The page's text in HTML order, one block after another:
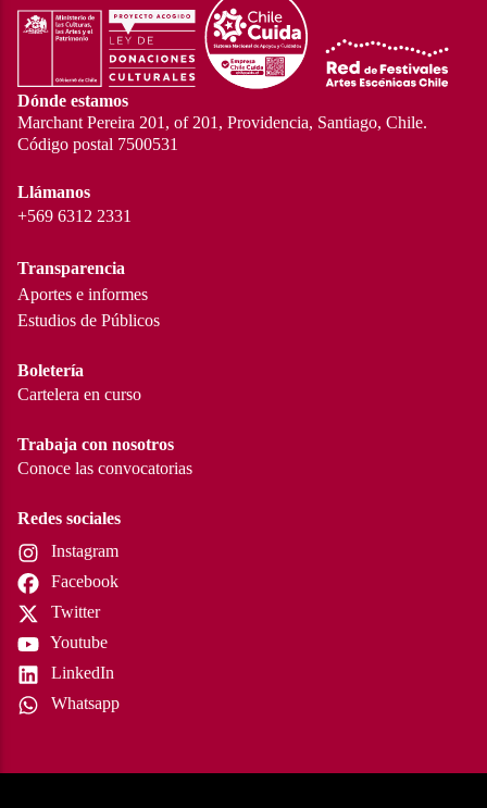
Dónde estamos
Marchant Pereira 201, of 201, Providencia, Santiago, Chile.
Código postal 7500531
Llámanos
+569 6312 2331
Transparencia
Aportes e informes
Estudios de Públicos
Boletería
Cartelera en curso
Trabaja con nosotros
Conoce las convocatorias
Redes sociales
Instagram
Facebook
Twitter
Youtube
LinkedIn
Whatsapp